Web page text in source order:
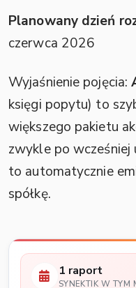
Planowany dzień
czerwca 2026
Wyjaśnienie pojęcia:
księgi popytu) to
większego pakietu
zwykle po wcześniej
to automatycznie
spółkę.
1 raport
SYNEKTIK W TYM